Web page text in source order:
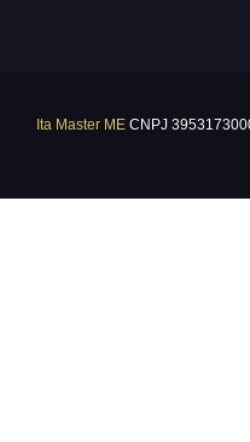
Ita Master ME CNPJ